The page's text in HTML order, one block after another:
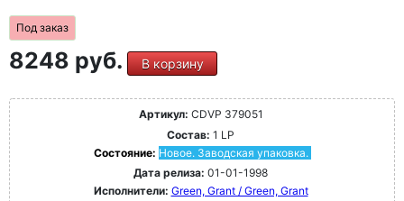
Под заказ
8248 руб. В корзину
Артикул: CDVP 379051
Состав: 1 LP
Состояние: Новое. Заводская упаковка.
Дата релиза: 01-01-1998
Исполнители: Green, Grant / Green, Grant